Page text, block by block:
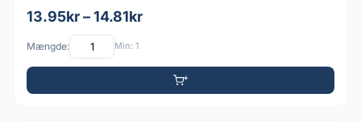
13.95kr – 14.81kr
Mængde: Min: 1